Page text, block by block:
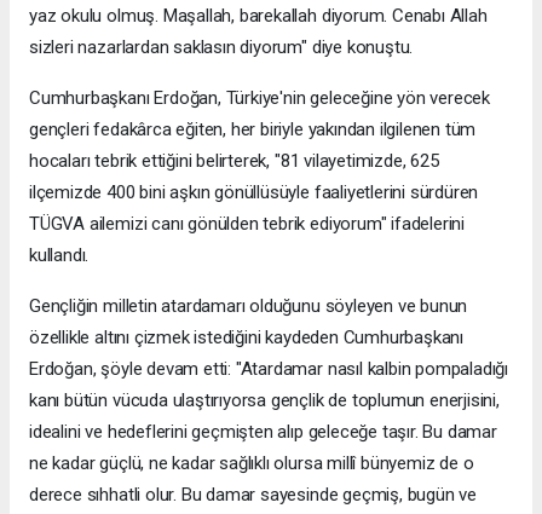
yaz okulu olmuş. Maşallah, barekallah diyorum. Cenabı Allah
sizleri nazarlardan saklasın diyorum" diye konuştu.
Cumhurbaşkanı Erdoğan, Türkiye'nin geleceğine yön verecek
gençleri fedakârca eğiten, her biriyle yakından ilgilenen tüm
hocaları tebrik ettiğini belirterek, "81 vilayetimizde, 625
ilçemizde 400 bini aşkın gönüllüsüyle faaliyetlerini sürdüren
TÜGVA ailemizi canı gönülden tebrik ediyorum" ifadelerini
kullandı.
Gençliğin milletin atardamarı olduğunu söyleyen ve bunun
özellikle altını çizmek istediğini kaydeden Cumhurbaşkanı
Erdoğan, şöyle devam etti: "Atardamar nasıl kalbin pompaladığı
kanı bütün vücuda ulaştırıyorsa gençlik de toplumun enerjisini,
idealini ve hedeflerini geçmişten alıp geleceğe taşır. Bu damar
ne kadar güçlü, ne kadar sağlıklı olursa millî bünyemiz de o
derece sıhhatli olur. Bu damar sayesinde geçmiş, bugün ve